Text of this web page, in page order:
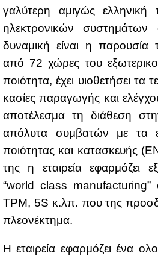
γα­λύ­τε­ρη αμι­γώς
ηλε­κτρο­νι­κών συ­στη­μά­των
δυ­να­μι­κή εί­ναι η πα­ρου­σία
από 72 χώ­ρες του
ποιό­τη­τα, έχει υιο­θε­τή­σει τα
κα­σί­ες πα­ρα­γω­γής και
απο­τέ­λε­σμα τη διά­θε­ση
από­λυ­τα συμ­βα­τών με τα
ποιό­τη­τας και κα­τα­σκευ­ής
της η εται­ρεία εφαρ­μό­ζει
“world class
TPM, 5S κ.λπ. που της
πλε­ο­νέ­κτη­μα.
H εται­ρεία εφαρ­μό­ζει ένα